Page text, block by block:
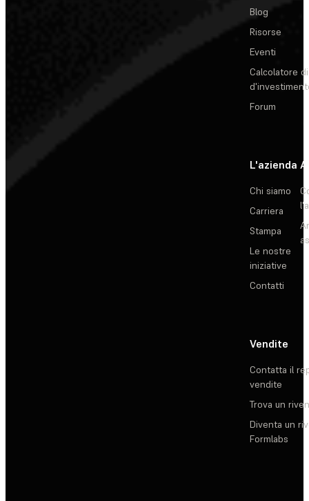
Blog
Risorse
Eventi
Calcolatore
Forum
L'azienda
Chi siamo
Carriera
Stampa
Le nostre
iniziative
Contatti
Vendite
Contatta il
vendite
Trova un
Diventa un
Formlabs